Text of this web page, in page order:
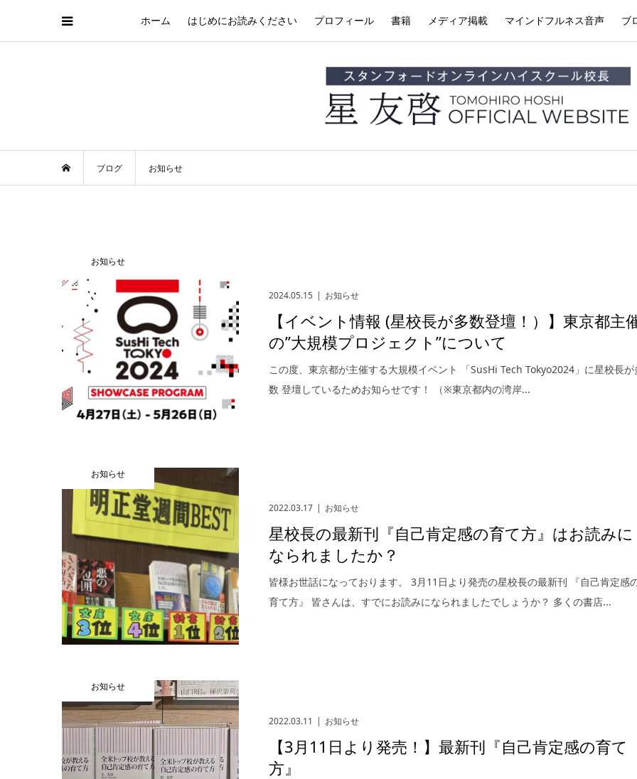
ホーム はじめにお読みください プロフィール 書籍 メディア掲載 マインドフルネス音声 ブ
ブログ お知らせ
お知らせ
2024.05.15 お知らせ
【イベント情報 (星校長が多数登壇！）】東京都主
の”大規模プロジェクト”について
この度、東京都が主催する大規模イベント 「SusHi Tech Tokyo2024」に星校長が
数 登壇しているためお知らせです！ （※東京都内の湾岸...
お知らせ
2022.03.17 お知らせ
星校長の最新刊『自己肯定感の育て方』はお読みに
なられましたか？
皆様お世話になっております。 3月11日より発売の星校長の最新刊 『自己肯定感
育て方』 皆さんは、すでにお読みになられましたでしょうか？ 多くの書店...
お知らせ
2022.03.11 お知らせ
【3月11日より発売！】最新刊『自己肯定感の育て
方』